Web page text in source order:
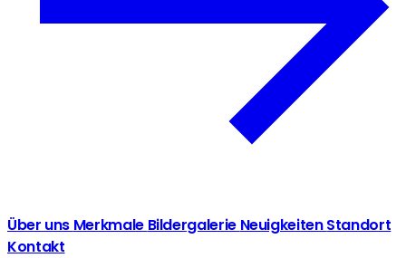
Über uns Merkmale Bildergalerie NeuigkeitenStandort
Kontakt